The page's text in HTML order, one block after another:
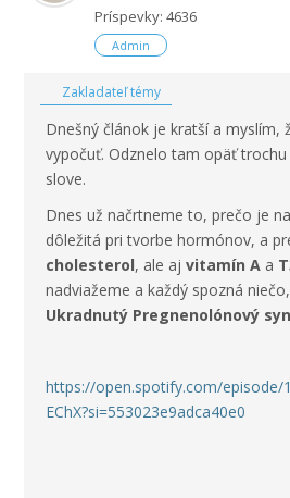
Príspevky: 4636
Admin
Zakladateľ témy
Dnešný článok je kratší a myslím,
vypočuť. Odznelo tam opäť
slove.
Dnes už načrtneme to, prečo je
dôležitá pri tvorbe hormónov, a
cholesterol, ale ajvitamín A a
nadviažeme a každý spozná
Ukradnutý Pregnenolónový
https://open.spotify.com/episode/
EChX?si=553023e9adca40e0